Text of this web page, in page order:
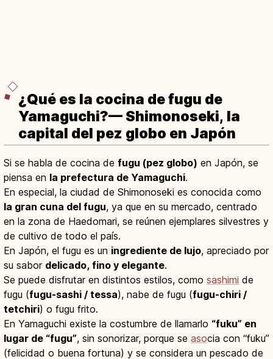
¿Qué es la cocina de fugu de
Yamaguchi?— Shimonoseki, la
capital del pez globo en Japón
Si se habla de cocina de fugu (pez globo) en Japón, se
piensa en la prefectura de Yamaguchi.
En especial, la ciudad de Shimonoseki es conocida como
la gran cuna del fugu, ya que en su mercado, centrado
en la zona de Haedomari, se reúnen ejemplares silvestres y
de cultivo de todo el país.
En Japón, el fugu es un ingrediente de lujo, apreciado por
su sabor delicado, fino y elegante.
Se puede disfrutar en distintos estilos, como sashimi de
fugu (fugu-sashi / tessa), nabe de fugu (fugu-chiri /
tetchiri) o fugu frito.
En Yamaguchi existe la costumbre de llamarlo “fuku” en
lugar de “fugu”, sin sonorizar, porque se asocia con “fuku”
(felicidad o buena fortuna) y se considera un pescado de